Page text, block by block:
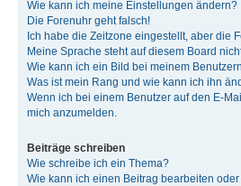
Wie kann ich meine Einstellungen ändern?
Die Forenuhr geht falsch!
Ich habe die Zeitzone eingestellt, aber die
Meine Sprache steht auf diesem Board
Wie kann ich ein Bild bei meinem
Was ist mein Rang und wie kann ich ihn
Wenn ich bei einem Benutzer auf den E-
mich anzumelden.
Beiträge schreiben
Wie schreibe ich ein Thema?
Wie kann ich einen Beitrag bearbeiten